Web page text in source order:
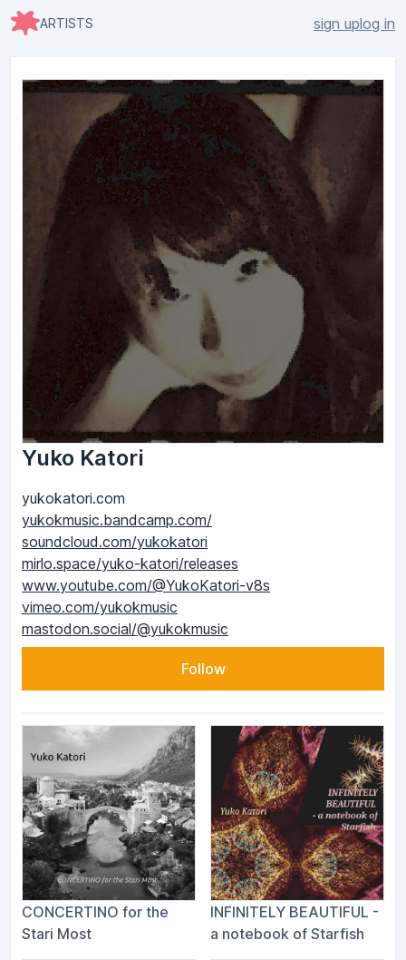
ARTISTS sign uplog in
Yuko Katori
yukokatori.com
yukokmusic.bandcamp.com/
soundcloud.com/yukokatori
mirlo.space/yuko-katori/releases
www.youtube.com/@YukoKatori-v8s
vimeo.com/yukokmusic
mastodon.social/@yukokmusic
Follow
CONCERTINO for the
Stari Most
INFINITELY BEAUTIFUL -
a notebook of Starfish